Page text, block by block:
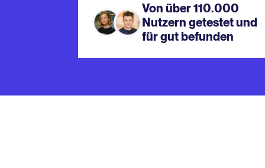
Von über 110.000
Nutzern getestet und
für gut befunden